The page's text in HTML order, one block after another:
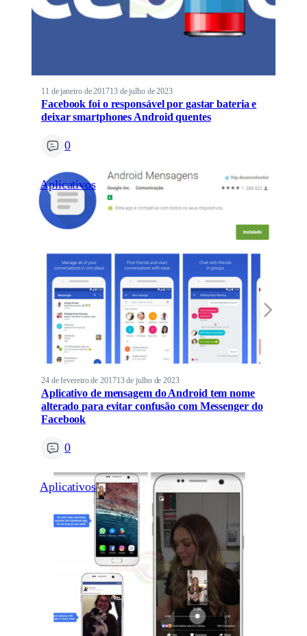
11 de janeiro de 201713 de julho de 2023
Facebook foi o responsável por gastar bateria e
deixar smartphones Android quentes
0
Aplicativos
24 de fevereiro de 201713 de julho de 2023
Aplicativo de mensagem do Android tem nome
alterado para evitar confusão com Messenger do
Facebook
0
Aplicativos